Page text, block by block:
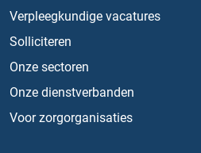
Verpleegkundige vacatures
Solliciteren
Onze sectoren
Onze dienstverbanden
Voor zorgorganisaties